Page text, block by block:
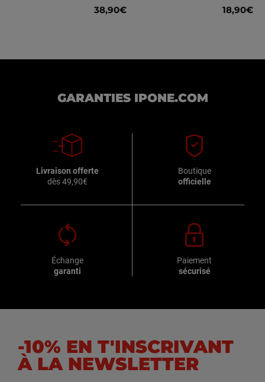
38,90€ 18,90€
GARANTIES IPONE.COM
Livraison offerte
dès 49,90€
Boutique
officielle
Échange
garanti
Paiement
sécurisé
-10% EN T'INSCRIVANT
À LA NEWSLETTER